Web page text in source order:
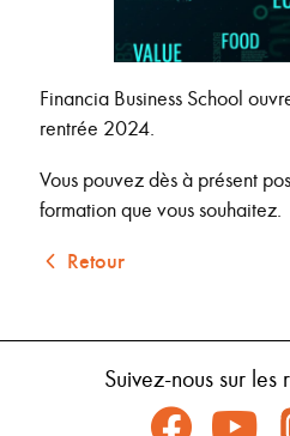
Financia Business School
rentrée 2024.
Vous pouvez dès à présent
formation que vous souhaitez.
Retour
Suivez-nous sur les